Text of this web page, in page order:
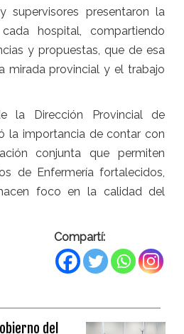
supervisores presentaron la
hospital, compartiendo
y propuestas, que de esa
mirada provincial y el trabajo
la Dirección Provincial de
la importancia de contar con
conjunta que permiten
de Enfermería fortalecidos,
foco en la calidad del
Compartí:
del